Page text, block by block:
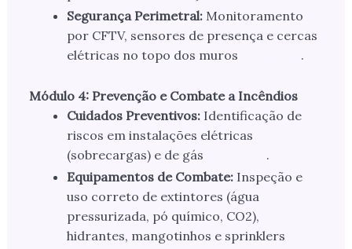
Segurança Perimetral:Monitoramento
por CFTV, sensores de presença e cercas
elétricas no topo dos muros
.
Módulo 4: Prevenção e Combate a Incêndios
Cuidados Preventivos:Identificação de
riscos em instalações elétricas
(sobrecargas) e de gás
.
Equipamentos de Combate:Inspeção e
uso correto de extintores (água
pressurizada, pó químico, CO2),
hidrantes, mangotinhos e sprinklers